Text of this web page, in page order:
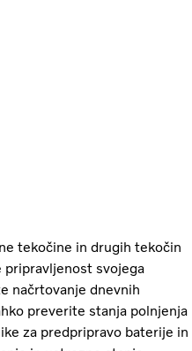
tekočine in drugih tekočin
svojega
načrtovanje dnevnih
preverite stanja polnjenja
za predpripravo baterije in